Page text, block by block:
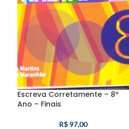
Escreva Corretamente – 8º
Ano – Finais
R$ 97,00